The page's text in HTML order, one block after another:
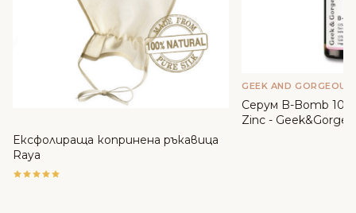
Ексфолираща копринена ръкавица
Raya
GEEK AND GORGEOUS
Серум B-Bomb
Zinc -